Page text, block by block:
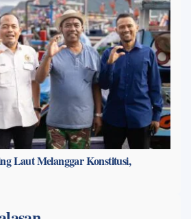
Laut Melanggar Konstitusi,